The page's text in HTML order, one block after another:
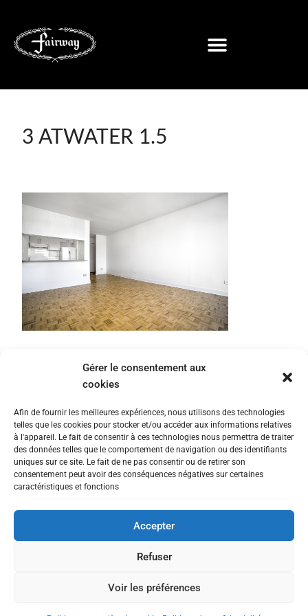
Gérer le consentement aux
cookies
Afin de fournir les meilleures expériences, nous utilisons des technologies
telles que les cookies pour stocker et/ou accéder aux informations relatives
à l'appareil. Le fait de consentir à ces technologies nous permettra de traiter
des données telles que le comportement de navigation ou des identifiants
uniques sur ce site. Le fait de ne pas consentir ou de retirer son
consentement peut avoir des conséquences négatives sur certaines
caractéristiques et fonctions
Accepter
Refuser
Voir les préférences
3 ATWATER 1.5
© All rights reserved © 2025 The Fairway Group - Cyber Rooster